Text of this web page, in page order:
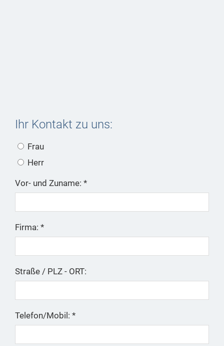
Ihr Kontakt zu uns:
Frau
Herr
Vor- und Zuname: *
Firma: *
Straße / PLZ - ORT:
Telefon/Mobil: *